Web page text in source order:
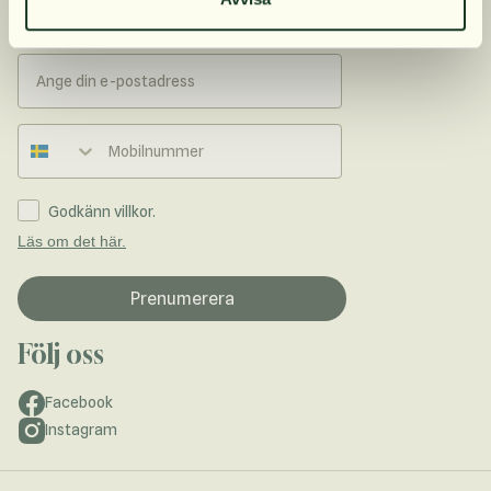
Telefonnummer
Godkänn villkor.
Läs om det här.
Prenumerera
Följ oss
Facebook
Instagram